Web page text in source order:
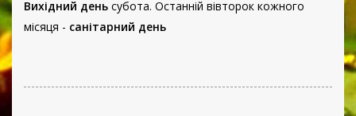
Вихідний день субота. Останній вівторок кожного
місяця - санітарний день